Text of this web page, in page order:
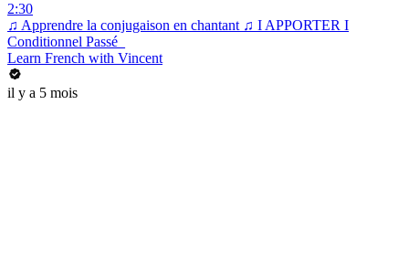
2:30
♫ Apprendre la conjugaison en chantant ♫ I APPORTER I
Conditionnel Passé_
Learn French with Vincent
il y a 5 mois